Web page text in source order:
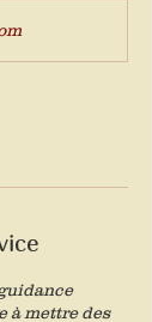
à mettre des